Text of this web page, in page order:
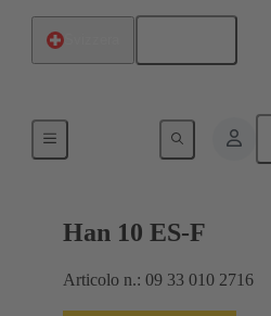
Correnti fino a 16 A
Han 10 ES-F
Articolo n.: 09 33 010 2716